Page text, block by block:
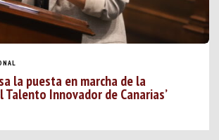
la puesta en marcha de la
Talento Innovador de Canarias’